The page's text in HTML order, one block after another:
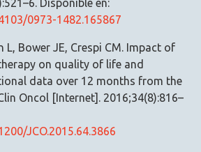
Disponible en:
0973-1482.165867
L, Bower JE, Crespi CM. Impact of
on quality of life and
data over 12 months from the
Oncol [Internet]. 2016;34(8):816–
JCO.2015.64.3866